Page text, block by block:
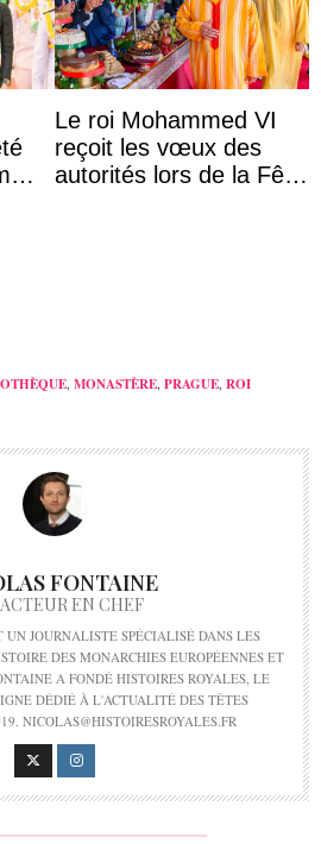
Le roi Mohammed VI
reçoit les vœux des
autorités lors de la Fête
MONASTÈRE PRAGUE ROI
FONTAINE
EN CHEF
JOURNALISTE SPÉCIALISÉ DANS LES
DES MONARCHIES EUROPÉENNES ET
A FONDÉ HISTOIRES ROYALES, LE
DÉDIÉ À L'ACTUALITÉ DES TÊTES
NICOLAS@HISTOIRESROYALES.FR